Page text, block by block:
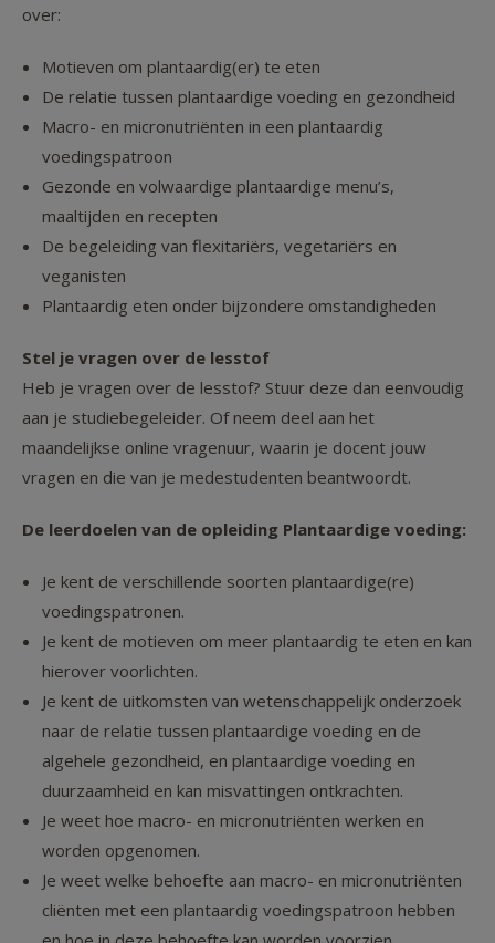
over:
Motieven om plantaardig(er) te eten
De relatie tussen plantaardige voeding en gezondheid
Macro- en micronutriënten in een plantaardig
voedingspatroon
Gezonde en volwaardige plantaardige menu’s,
maaltijden en recepten
De begeleiding van flexitariërs, vegetariërs en
veganisten
Plantaardig eten onder bijzondere omstandigheden
Stel je vragen over de lesstof
Heb je vragen over de lesstof? Stuur deze dan eenvoudig
aan je studiebegeleider. Of neem deel aan het
maandelijkse online vragenuur, waarin je docent jouw
vragen en die van je medestudenten beantwoordt.
De leerdoelen van de opleiding Plantaardige voeding:
Je kent de verschillende soorten plantaardige(re)
voedingspatronen.
Je kent de motieven om meer plantaardig te eten en kan
hierover voorlichten.
Je kent de uitkomsten van wetenschappelijk onderzoek
naar de relatie tussen plantaardige voeding en de
algehele gezondheid, en plantaardige voeding en
duurzaamheid en kan misvattingen ontkrachten.
Je weet hoe macro- en micronutriënten werken en
worden opgenomen.
Je weet welke behoefte aan macro- en micronutriënten
cliënten met een plantaardig voedingspatroon hebben